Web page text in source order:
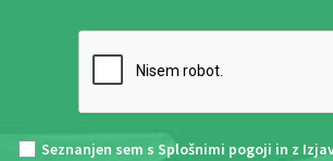
Seznanjen sem s Splošnimi pogoji in z